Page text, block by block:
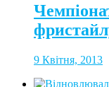
9 Квітня, 2013